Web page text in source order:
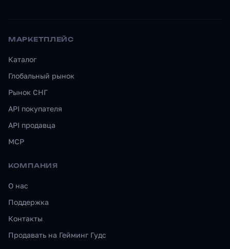
МАРКЕТПЛЕЙС
Каталог
Глобальный рынок
Рынок СНГ
API покупателя
API продавца
MCP
КОМПАНИЯ
О нас
Поддержка
Контакты
Продавать на Гейминг Гудс